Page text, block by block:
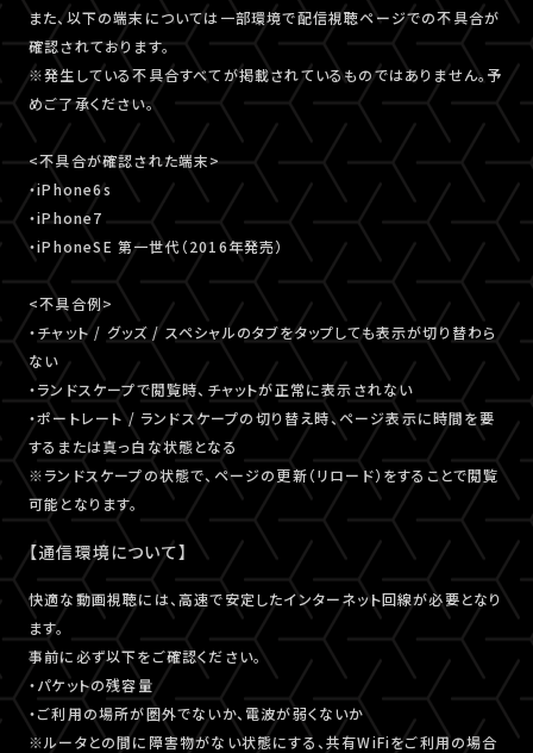
また、以下の端末については一部環境で配信視聴ページでの不具合が
確認されております。
※発生している不具合すべてが掲載されているものではありません。予
めご了承ください。
<不具合が確認された端末>
・iPhone6s
・iPhone7
・iPhoneSE 第一世代（2016年発売）
<不具合例>
・チャット / グッズ / スペシャルのタブをタップしても表示が切り替わら
ない
・ランドスケープで閲覧時、チャットが正常に表示されない
・ポートレート / ランドスケープの切り替え時、ページ表示に時間を要
するまたは真っ白な状態となる
※ランドスケープの状態で、ページの更新（リロード）をすることで閲覧
可能となります。
【通信環境について】
快適な動画視聴には、高速で安定したインターネット回線が必要となり
ます。
事前に必ず以下をご確認ください。
・パケットの残容量
・ご利用の場所が圏外でないか、電波が弱くないか
※ルータとの間に障害物がない状態にする、共有WiFiをご利用の場合